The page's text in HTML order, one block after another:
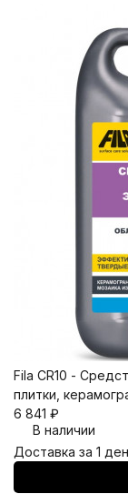
Fila CR10 -
плитки,
6 841 ₽
В наличии
Доставка за 1